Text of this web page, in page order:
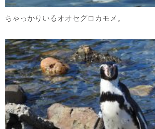
ちゃっかりいるオオセグロカモメ。